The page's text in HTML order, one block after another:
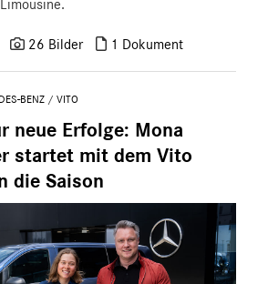
26 Bilder 1 Dokument
BENZ / VITO
neue Erfolge: Mona
startet mit dem Vito
die Saison